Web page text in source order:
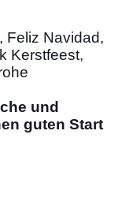
Feliz Navidad,
Kerstfeest,
und
guten Start